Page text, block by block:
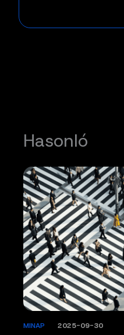
Hasonló
MINAP 2025-09-30